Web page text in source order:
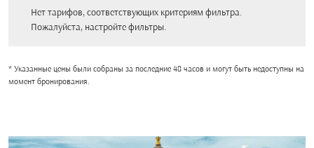
Нет тарифов, соответствующих критериям фильтра.
Пожалуйста, настройте фильтры.
* Указанные цены были собраны за последние 48 часов и могут быть недоступны на
момент бронирования.